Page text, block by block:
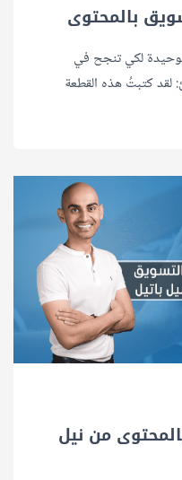
لكي تنجح في
لقد كتبتُ هذه القطعة
من نيل